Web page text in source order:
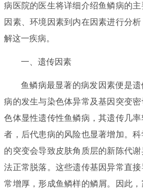
病医院的医生将详细介绍鱼鳞病的
因素、环境因素到内在因素进行分
解这一疾病。
一、遗传因素
鱼鳞病最显著的病发因素便是
病的发生与染色体异常及基因突变
色体显性遗传性鱼鳞病，其遗传几
者，后代患病的风险也显著增加。
的突变会导致皮肤角质层的新陈代
法正常脱落。这些遗传基因异常直
常增厚，形成鱼鳞样的鳞屑。因此